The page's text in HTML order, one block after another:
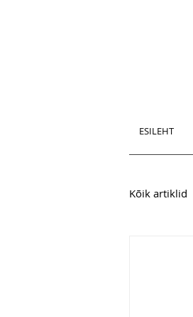
ESILEHT
Kõik artiklid